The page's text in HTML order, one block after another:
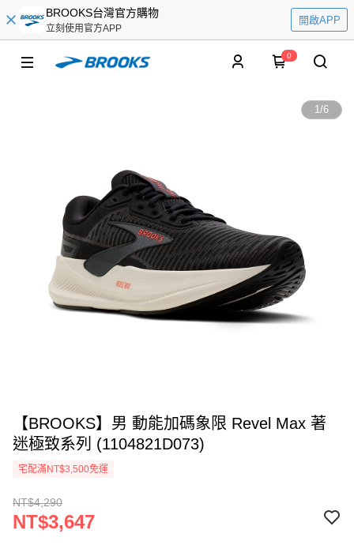
BROOKS台灣官方購物
立刻使用官方APP
開啟APP
0
1/6
【BROOKS】男 動能加碼象限 Revel Max 著
迷極致系列 (1104821D073)
宅配滿NT$3,500免運
NT$4,290
NT$3,647